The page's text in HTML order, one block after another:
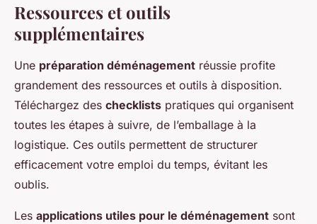
Ressources et outils
supplémentaires
Une préparation déménagement réussie profite
grandement des ressources et outils à disposition.
Téléchargez des checklists pratiques qui organisent
toutes les étapes à suivre, de l’emballage à la
logistique. Ces outils permettent de structurer
efficacement votre emploi du temps, évitant les
oublis.
Les applications utiles pour le déménagement sont